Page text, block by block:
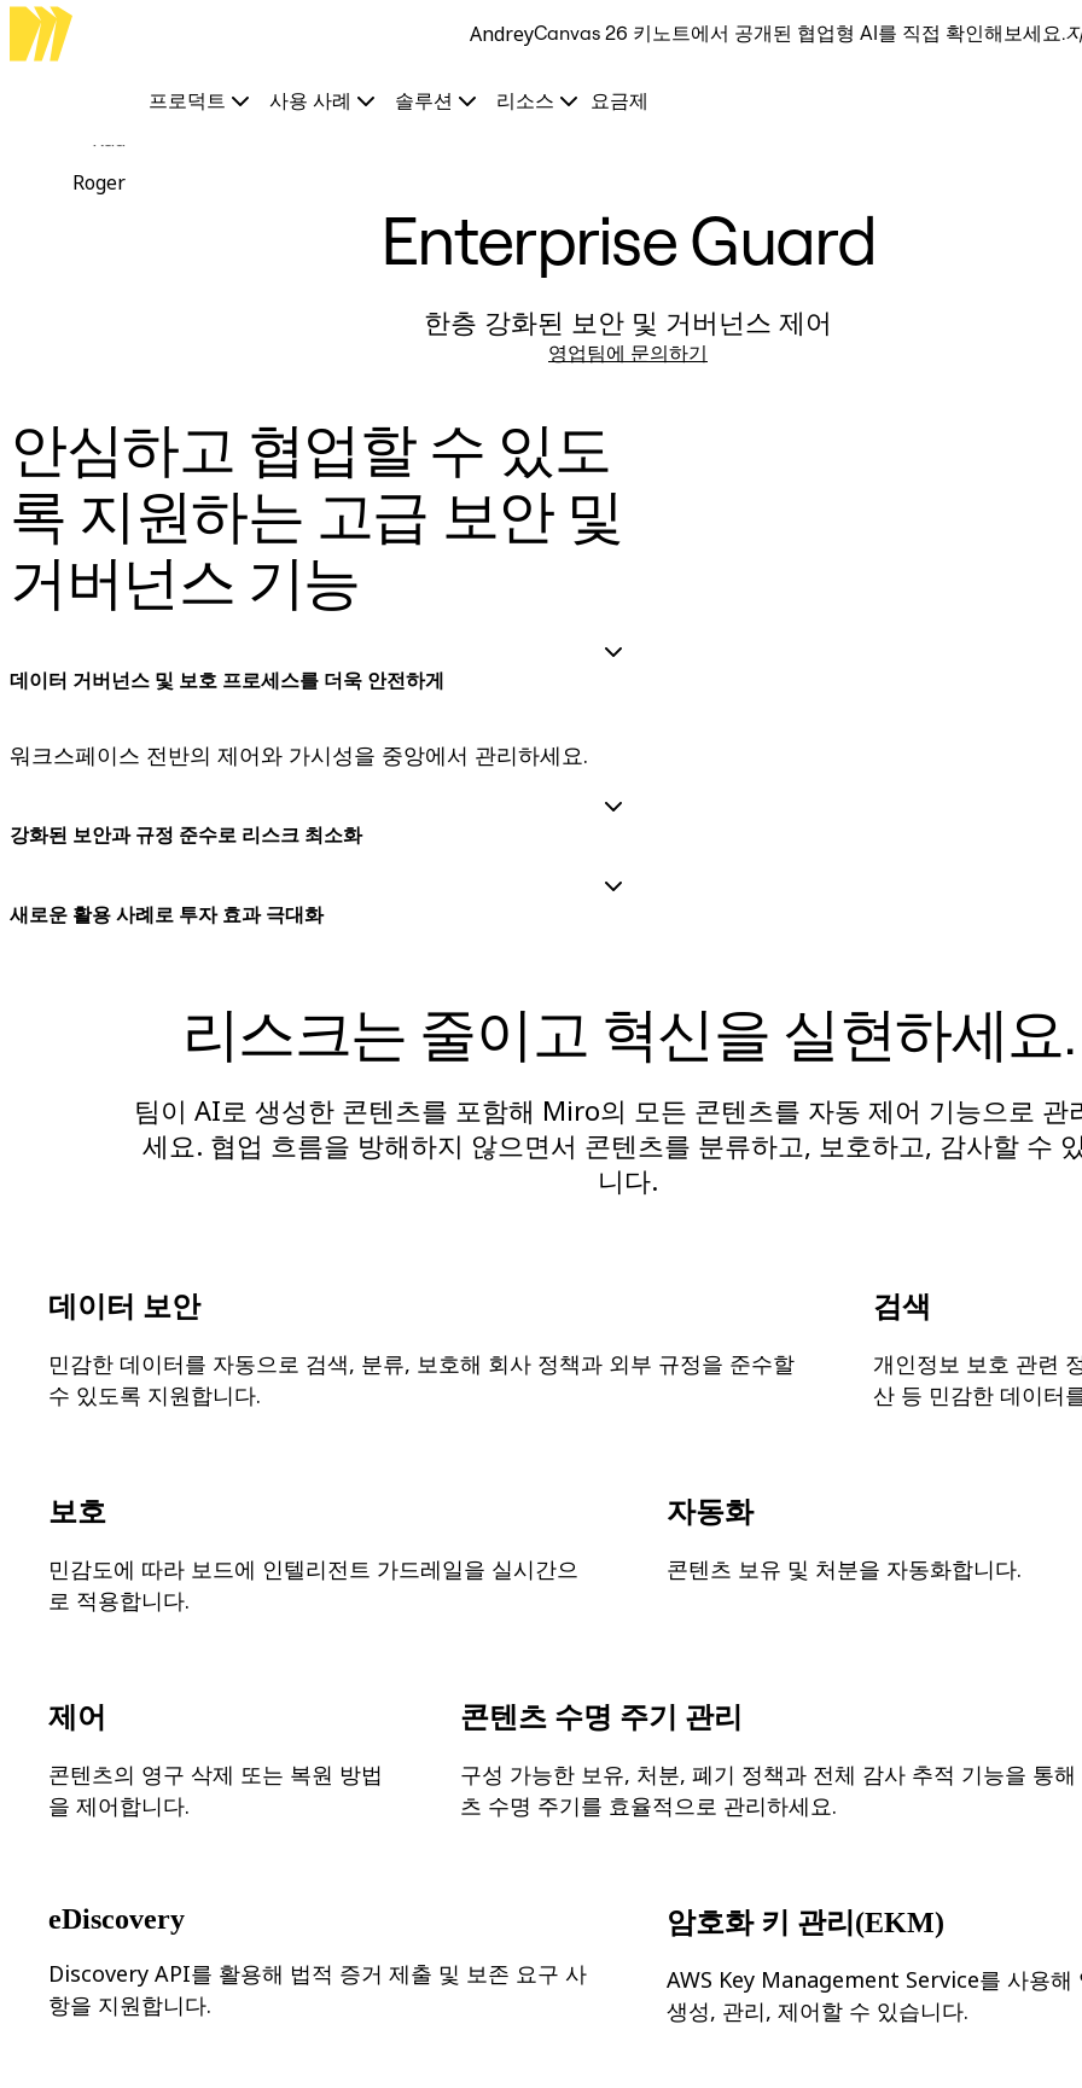
프로덕트
인텔리전트 캔버스
워크플로
플랫폼
Enterprise Guard
개발자 플랫폼
앱 다운로드
포맷
화이트보드
다이어그램
칸반
타임라인
문서
추천
일반
브레인스토밍
로드맵 작성
프로세스 매핑
프로토타입 및 와이어프레임
고객 여정 매핑
리서치 종합 분석
비즈니스 유형별
소규모 비즈니스
스타트업
산업별
제약 및 생명과학
팀별
제품 관리
IT
전략적 이니셔티브별
제품 운영 시스템
고객 경험 및 서비스 디자인
클라우드 및 소프트웨어 혁신
리소스
학습
고객 스토리
AndreyCanvas 26 키노트에서 공개된 협업형 AI를 직접 확인해보세요.
프로덕트 사용 사례 솔루션 리소스 요금제
Roger
Enterprise Guard
한층 강화된 보안 및 거버넌스 제어
영업팀에 문의하기
안심하고 협업할 수 있도
록 지원하는 고급 보안 및
거버넌스 기능
데이터 거버넌스 및 보호 프로세스를 더욱 안전하게
워크스페이스 전반의 제어와 가시성을 중앙에서 관리하세요.
강화된 보안과 규정 준수로 리스크 최소화
새로운 활용 사례로 투자 효과 극대화
리스크는 줄이고 혁신을 실현하세요.
팀이 AI로 생성한 콘텐츠를 포함해 Miro의 모든 콘텐츠를 자동 제어 기능으로 관
세요. 협업 흐름을 방해하지 않으면서 콘텐츠를 분류하고, 보호하고, 감사할 수
니다.
데이터 보안
민감한 데이터를 자동으로 검색, 분류, 보호해 회사 정책과 외부 규정을 준수할
수 있도록 지원합니다.
검색
개인정보 보호 관련
산 등 민감한 데이터
보호
민감도에 따라 보드에 인텔리전트 가드레일을 실시간으
로 적용합니다.
자동화
콘텐츠 보유 및 처분을 자동화합니다.
제어
콘텐츠의 영구 삭제 또는 복원 방법
을 제어합니다.
콘텐츠 수명 주기 관리
구성 가능한 보유, 처분, 폐기 정책과 전체 감사 추적 기능을 통
츠 수명 주기를 효율적으로 관리하세요.
eDiscovery
Discovery API를 활용해 법적 증거 제출 및 보존 요구 사
항을 지원합니다.
암호화 키 관리(EKM)
AWS Key Management Service를 사용해
생성, 관리, 제어할 수 있습니다.